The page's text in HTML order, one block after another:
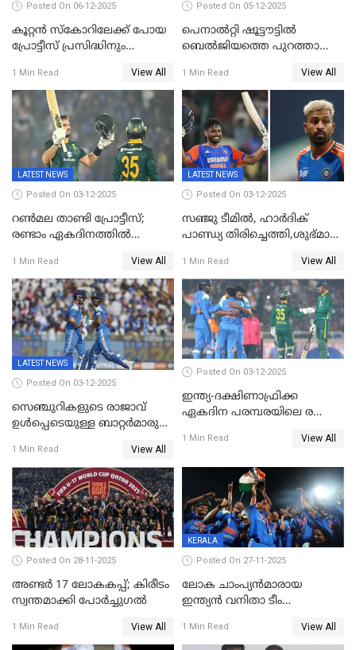
Posted On 06-12-2025
കൂറ്റൻ സ്കോറിലേക്ക് പോയ
പ്രോട്ടീസ് പ്രസിദ്ധിനും
അടിതെറ്റി, ഇന്ത്യക്ക് 271
റണ്‍സ് വിജയലക്ഷ്യം
1 Min Read View All
Posted On 05-12-2025
പെനാൽറ്റി ഷൂട്ടൗട്ടിൽ
ബെൽജിയത്തെ പുറത്താക്കി;
ലോകകപ്പിൽ ഇന്ത്യ
സെമിയിൽ
1 Min Read View All
LATEST NEWS
Posted On 03-12-2025
റണ്‍മല താണ്ടി പ്രോട്ടീസ്;
രണ്ടാം ഏകദിനത്തില്‍
ഒപ്പത്തിനൊപ്പം
1 Min Read View All
LATEST NEWS
Posted On 03-12-2025
സഞ്ജു ടീമില്‍, ഹാര്‍ദിക്
പാണ്ഡ്യ തിരിച്ചെത്തി,​ശുഭ്മാൻ
ഇല്ല;
ദക്ഷിണാഫ്രിക്കയ്‌ക്കെതിരായ
ടി20 പരമ്പരയ്ക്കുള്ള ഇന്ത്യന്‍
ടീമിനെ പ്രഖ്യാപിച്ചു
1 Min Read View All
LATEST NEWS
Posted On 03-12-2025
സെഞ്ചുറികളുടെ രാജാവ്
ഉൾപ്പെടെയുള്ള ബാറ്റർമാരുടെ
ഇന്ത്യയ്ക്ക് 358 റൺസ്
1 Min Read View All
Posted On 03-12-2025
ഇന്ത്യ-ദക്ഷിണാഫ്രിക്ക
ഏകദിന പരമ്പരയിലെ രണ്ടാം
1 Min Read View All
Posted On 28-11-2025
അണ്ടര്‍ 17 ലോകകപ്പ്; കിരീടം
സ്വന്തമാക്കി പോര്‍ച്ചുഗല്‍
1 Min Read View All
KERALA
Posted On 27-11-2025
ലോക ചാംപ്യൻമാരായ
ഇന്ത്യൻ വനിതാ ടീം
മത്സരങ്ങൾ ​ഗ്രീൻഫീൽഡിൽ
1 Min Read View All